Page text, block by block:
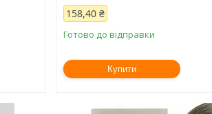
158,40 ₴
Готово до відправки
Купити